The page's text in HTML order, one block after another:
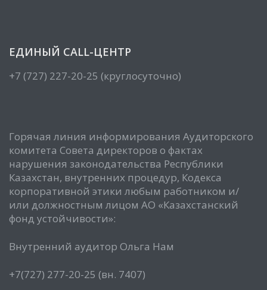
ЕДИНЫЙ CALL-ЦЕНТР
+7 (727) 227-20-25 (круглосуточно)
Горячая линия информирования Аудиторского
комитета Совета директоров о фактах
нарушения законодательства Республики
Казахстан, внутренних процедур, Кодекса
корпоративной этики любым работником и/
или должностным лицом АО «Казахстанский
фонд устойчивости»:
Внутренний аудитор Ольга Нам
+7(727) 277-20-25 (вн. 7407)